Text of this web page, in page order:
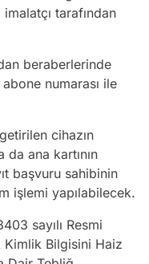
tarafından
beraberlerinde
numarası ile
cihazın
da ana kartının
başvuru sahibinin
işlemi yapılabilecek.
sayılı Resmi
Kimlik Bilgisini Haiz